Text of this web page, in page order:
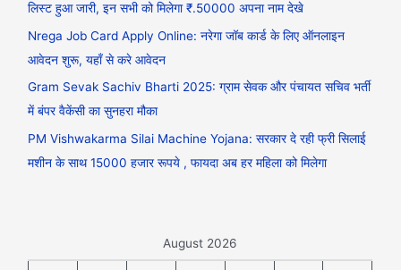
लिस्ट हुआ जारी, इन सभी को मिलेगा ₹.50000 अपना नाम देखे
Nrega Job Card Apply Online: नरेगा जॉब कार्ड के लिए ऑनलाइन
आवेदन शुरू, यहाँ से करे आवेदन
Gram Sevak Sachiv Bharti 2025: ग्राम सेवक और पंचायत सचिव भर्ती
में बंपर वैकेंसी का सुनहरा मौका
PM Vishwakarma Silai Machine Yojana: सरकार दे रही फ्री सिलाई
मशीन के साथ 15000 हजार रूपये , फायदा अब हर महिला को मिलेगा
August 2026